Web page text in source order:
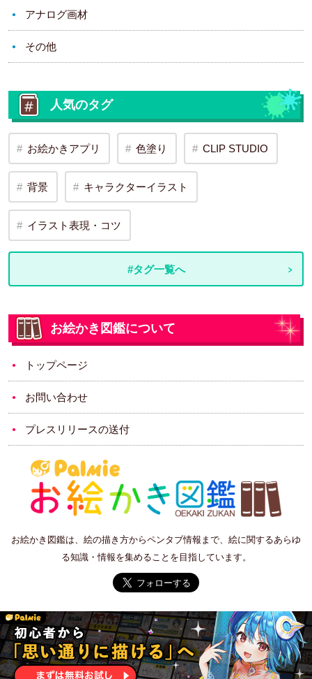
アナログ画材
その他
人気のタグ
お絵かきアプリ 色塗り CLIP STUDIO
背景 キャラクターイラスト
イラスト表現・コツ
#タグ一覧へ
お絵かき図鑑について
トップページ
お問い合わせ
プレスリリースの送付
お絵かき図鑑は、絵の描き方からペンタブ情報まで、絵に関するあらゆ
る知識・情報を集めることを目指しています。